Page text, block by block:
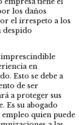
los daños
el irrespeto a los
despido
imprescindible
en
Esto se debe a
de ser
a proteger sus
Es su abogado
quien puede